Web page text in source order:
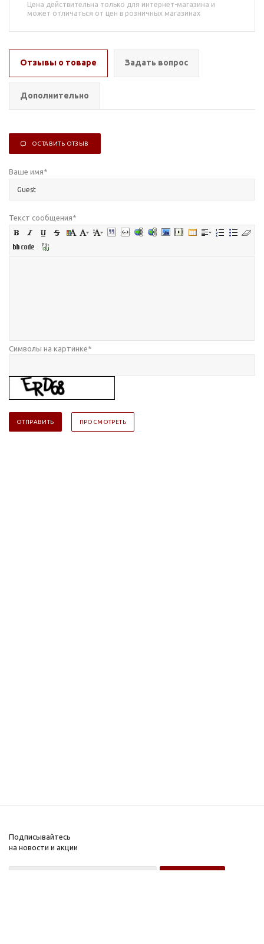
Цена действительна только для интернет-магазина и
может отличаться от цен в розничных магазинах
Отзывы о товаре Задать вопрос
Дополнительно
ОСТАВИТЬ ОТЗЫВ
Ваше имя*
Текст сообщения*
Символы на картинке*
Подписывайтесь
на новости и акции